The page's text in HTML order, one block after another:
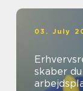
03. July
skaber